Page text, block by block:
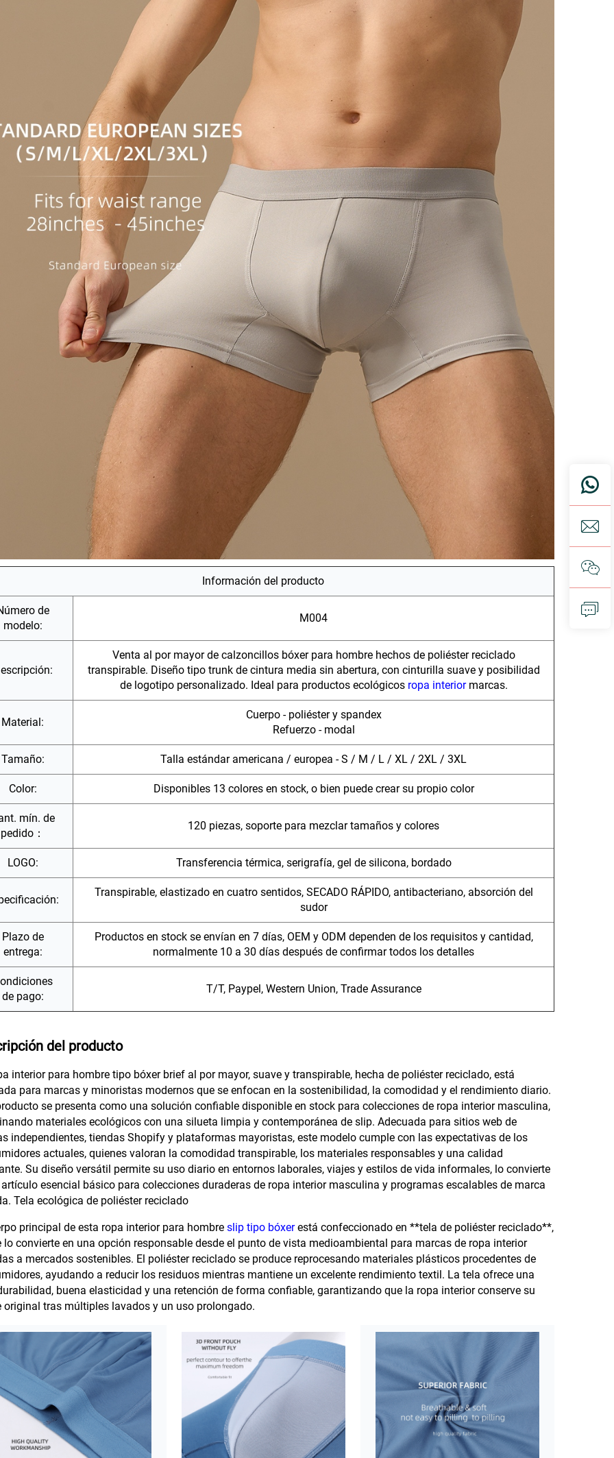
Información del producto
de
modelo:
M004
Venta al por mayor de calzoncillos bóxer para hombre hechos de poliéster reciclado
transpirable. Diseño tipo trunk de cintura media sin abertura, con cinturilla suave y posibilidad
de logotipo personalizado. Ideal para productos ecológicos ropa interior marcas.
Material:
Cuerpo - poliéster y spandex
Refuerzo - modal
Tamaño: Talla estándar americana / europea - S / M / L / XL / 2XL / 3XL
Color: Disponibles 13 colores en stock, o bien puede crear su propio color
mín. de
pedido：
120 piezas, soporte para mezclar tamaños y colores
LOGO: Transferencia térmica, serigrafía, gel de silicona, bordado
Transpirable, elastizado en cuatro sentidos, SECADO RÁPIDO, antibacteriano, absorción del
sudor
Plazo de
entrega:
Productos en stock se envían en 7 días, OEM y ODM dependen de los requisitos y cantidad,
normalmente 10 a 30 días después de confirmar todos los detalles
de pago:
T/T, Paypel, Western Union, Trade Assurance
del producto
interior para hombre tipo bóxer brief al por mayor, suave y transpirable, hecha de poliéster reciclado, está
para marcas y minoristas modernos que se enfocan en la sostenibilidad, la comodidad y el rendimiento diario.
se presenta como una solución confiable disponible en stock para colecciones de ropa interior masculina,
materiales ecológicos con una silueta limpia y contemporánea de slip. Adecuada para sitios web de
independientes, tiendas Shopify y plataformas mayoristas, este modelo cumple con las expectativas de los
actuales, quienes valoran la comodidad transpirable, los materiales responsables y una calidad
Su diseño versátil permite su uso diario en entornos laborales, viajes y estilos de vida informales, lo convierte
esencial básico para colecciones duraderas de ropa interior masculina y programas escalables de marca
Tela ecológica de poliéster reciclado
principal de esta ropa interior para hombre slip tipo bóxerestá confeccionado en **tela de poliéster reciclado**,
lo convierte en una opción responsable desde el punto de vista medioambiental para marcas de ropa interior
a mercados sostenibles. El poliéster reciclado se produce reprocesando materiales plásticos procedentes de
ayudando a reducir los residuos mientras mantiene un excelente rendimiento textil. La tela ofrece una
buena elasticidad y una retención de forma confiable, garantizando que la ropa interior conserve su
original tras múltiples lavados y un uso prolongado.